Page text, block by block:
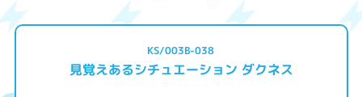
KS/003B-038
見覚えあるシチュエーション ダクネス